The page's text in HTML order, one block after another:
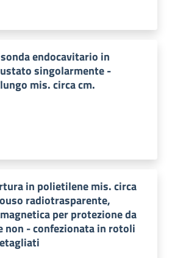
endocavitario in
singolarmente -
mis. circa cm.
in polietilene mis. circa
radiotrasparente,
per protezione da
non - confezionata in rotoli